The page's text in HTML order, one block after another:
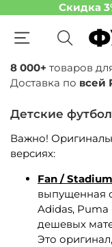
Скидка
8 000+ товаров
Доставка по всей
Детские
Важно!
версиях:
Fan / Stadium
выпущенная
Adidas,
дешевых
Это